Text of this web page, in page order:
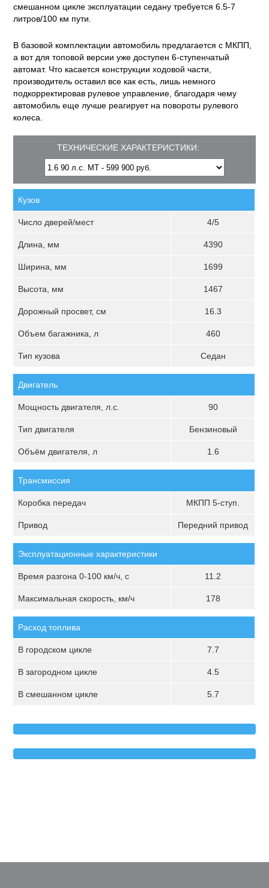
смешанном цикле эксплуатации седану требуется 6.5-7
литров/100 км пути.
В базовой комплектации автомобиль предлагается с МКПП,
а вот для топовой версии уже доступен 6-ступенчатый
автомат. Что касается конструкции ходовой части,
производитель оставил все как есть, лишь немного
подкорректировав рулевое управление, благодаря чему
автомобиль еще лучше реагирует на повороты рулевого
колеса.
ТЕХНИЧЕСКИЕ ХАРАКТЕРИСТИКИ:
Кузов
Число дверей/мест 4/5
Длина, мм 4390
Ширина, мм 1699
Высота, мм 1467
Дорожный просвет, см 16.3
Объем багажника, л 460
Тип кузова Седан
Двигатель
Мощность двигателя, л.с. 90
Тип двигателя Бензиновый
Объём двигателя, л 1.6
Трансмиссия
Коробка передач МКПП 5-ступ.
Привод Передний привод
Эксплуатационные характеристики
Время разгона 0-100 км/ч, с 11.2
Максимальная скорость, км/ч 178
Расход топлива
В городском цикле 7.7
В загородном цикле 4.5
В смешанном цикле 5.7